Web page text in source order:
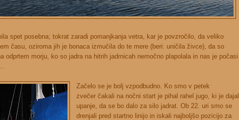
spet posebna; tokrat zaradi pomanjkanja vetra, kar je povzročilo, da veliko
času, oziroma jih je bonaca izmučila do te mere (beri: uničila živce), da so
odprtem morju, ko so jadra na hitrih jadrnicah nemočno plapolala in nas je počasi
Začelo se je bolj vzpodbudno. Ko smo v petek
zvečer čakali na nočni start je pihal rahel jugo, ki je dajal
upanje, da se bo dalo za silo jadrat. Ob 22. uri smo se
drenjali pred startno linijo in iskali najboljšo pozicijo za